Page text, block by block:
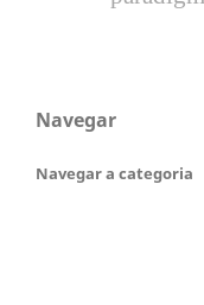
Navegar
Navegar a categoria